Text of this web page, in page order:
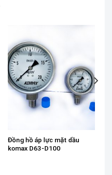
Đồng hồ áp lực mặt dầu
komax D63-D100